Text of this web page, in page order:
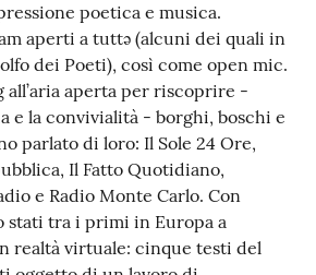
poetica e musica.
aperti a tuttə (alcuni dei quali in
dei Poeti), così come open mic.
all’aria aperta per riscoprire -
e la convivialità - borghi, boschi e
parlato di loro: Il Sole 24 Ore,
Il Fatto Quotidiano,
e Radio Monte Carlo. Con
stati tra i primi in Europa a
realtà virtuale: cinque testi del